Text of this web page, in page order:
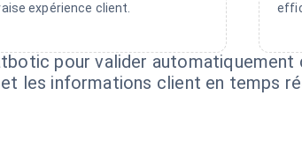
expérience client.
pour valider automatiquement
les informations client en temps